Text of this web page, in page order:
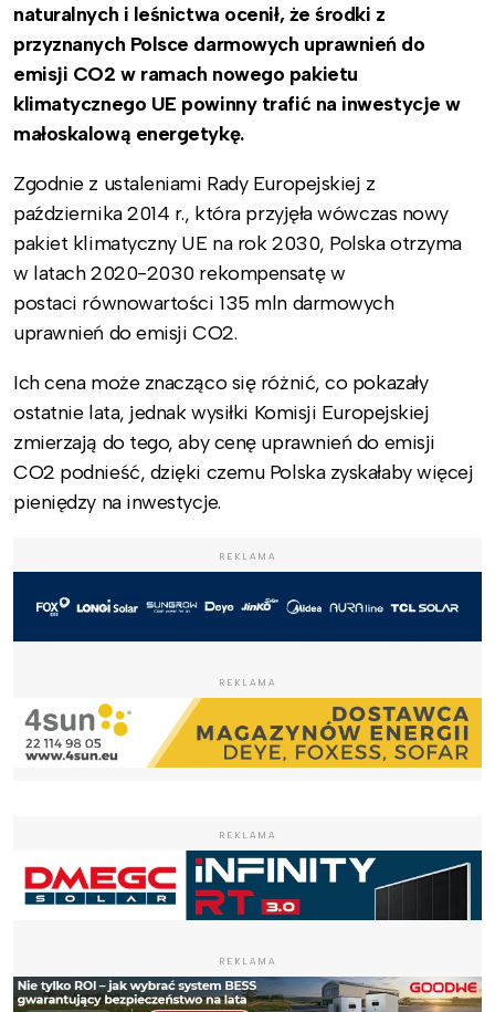
naturalnych i leśnictwa ocenił, że środki z
przyznanych Polsce darmowych uprawnień do
emisji CO2 w ramach nowego pakietu
klimatycznego UE powinny trafić na inwestycje w
małoskalową energetykę.
Zgodnie z ustaleniami Rady Europejskiej z
października 2014 r., która przyjęła wówczas nowy
pakiet klimatyczny UE na rok 2030, Polska otrzyma
w latach 2020-2030 rekompensatę w
postaci równowartości 135 mln darmowych
uprawnień do emisji CO2.
Ich cena może znacząco się różnić, co pokazały
ostatnie lata, jednak wysiłki Komisji Europejskiej
zmierzają do tego, aby cenę uprawnień do emisji
CO2 podnieść, dzięki czemu Polska zyskałaby więcej
pieniędzy na inwestycje.
REKLAMA
REKLAMA
REKLAMA
REKLAMA